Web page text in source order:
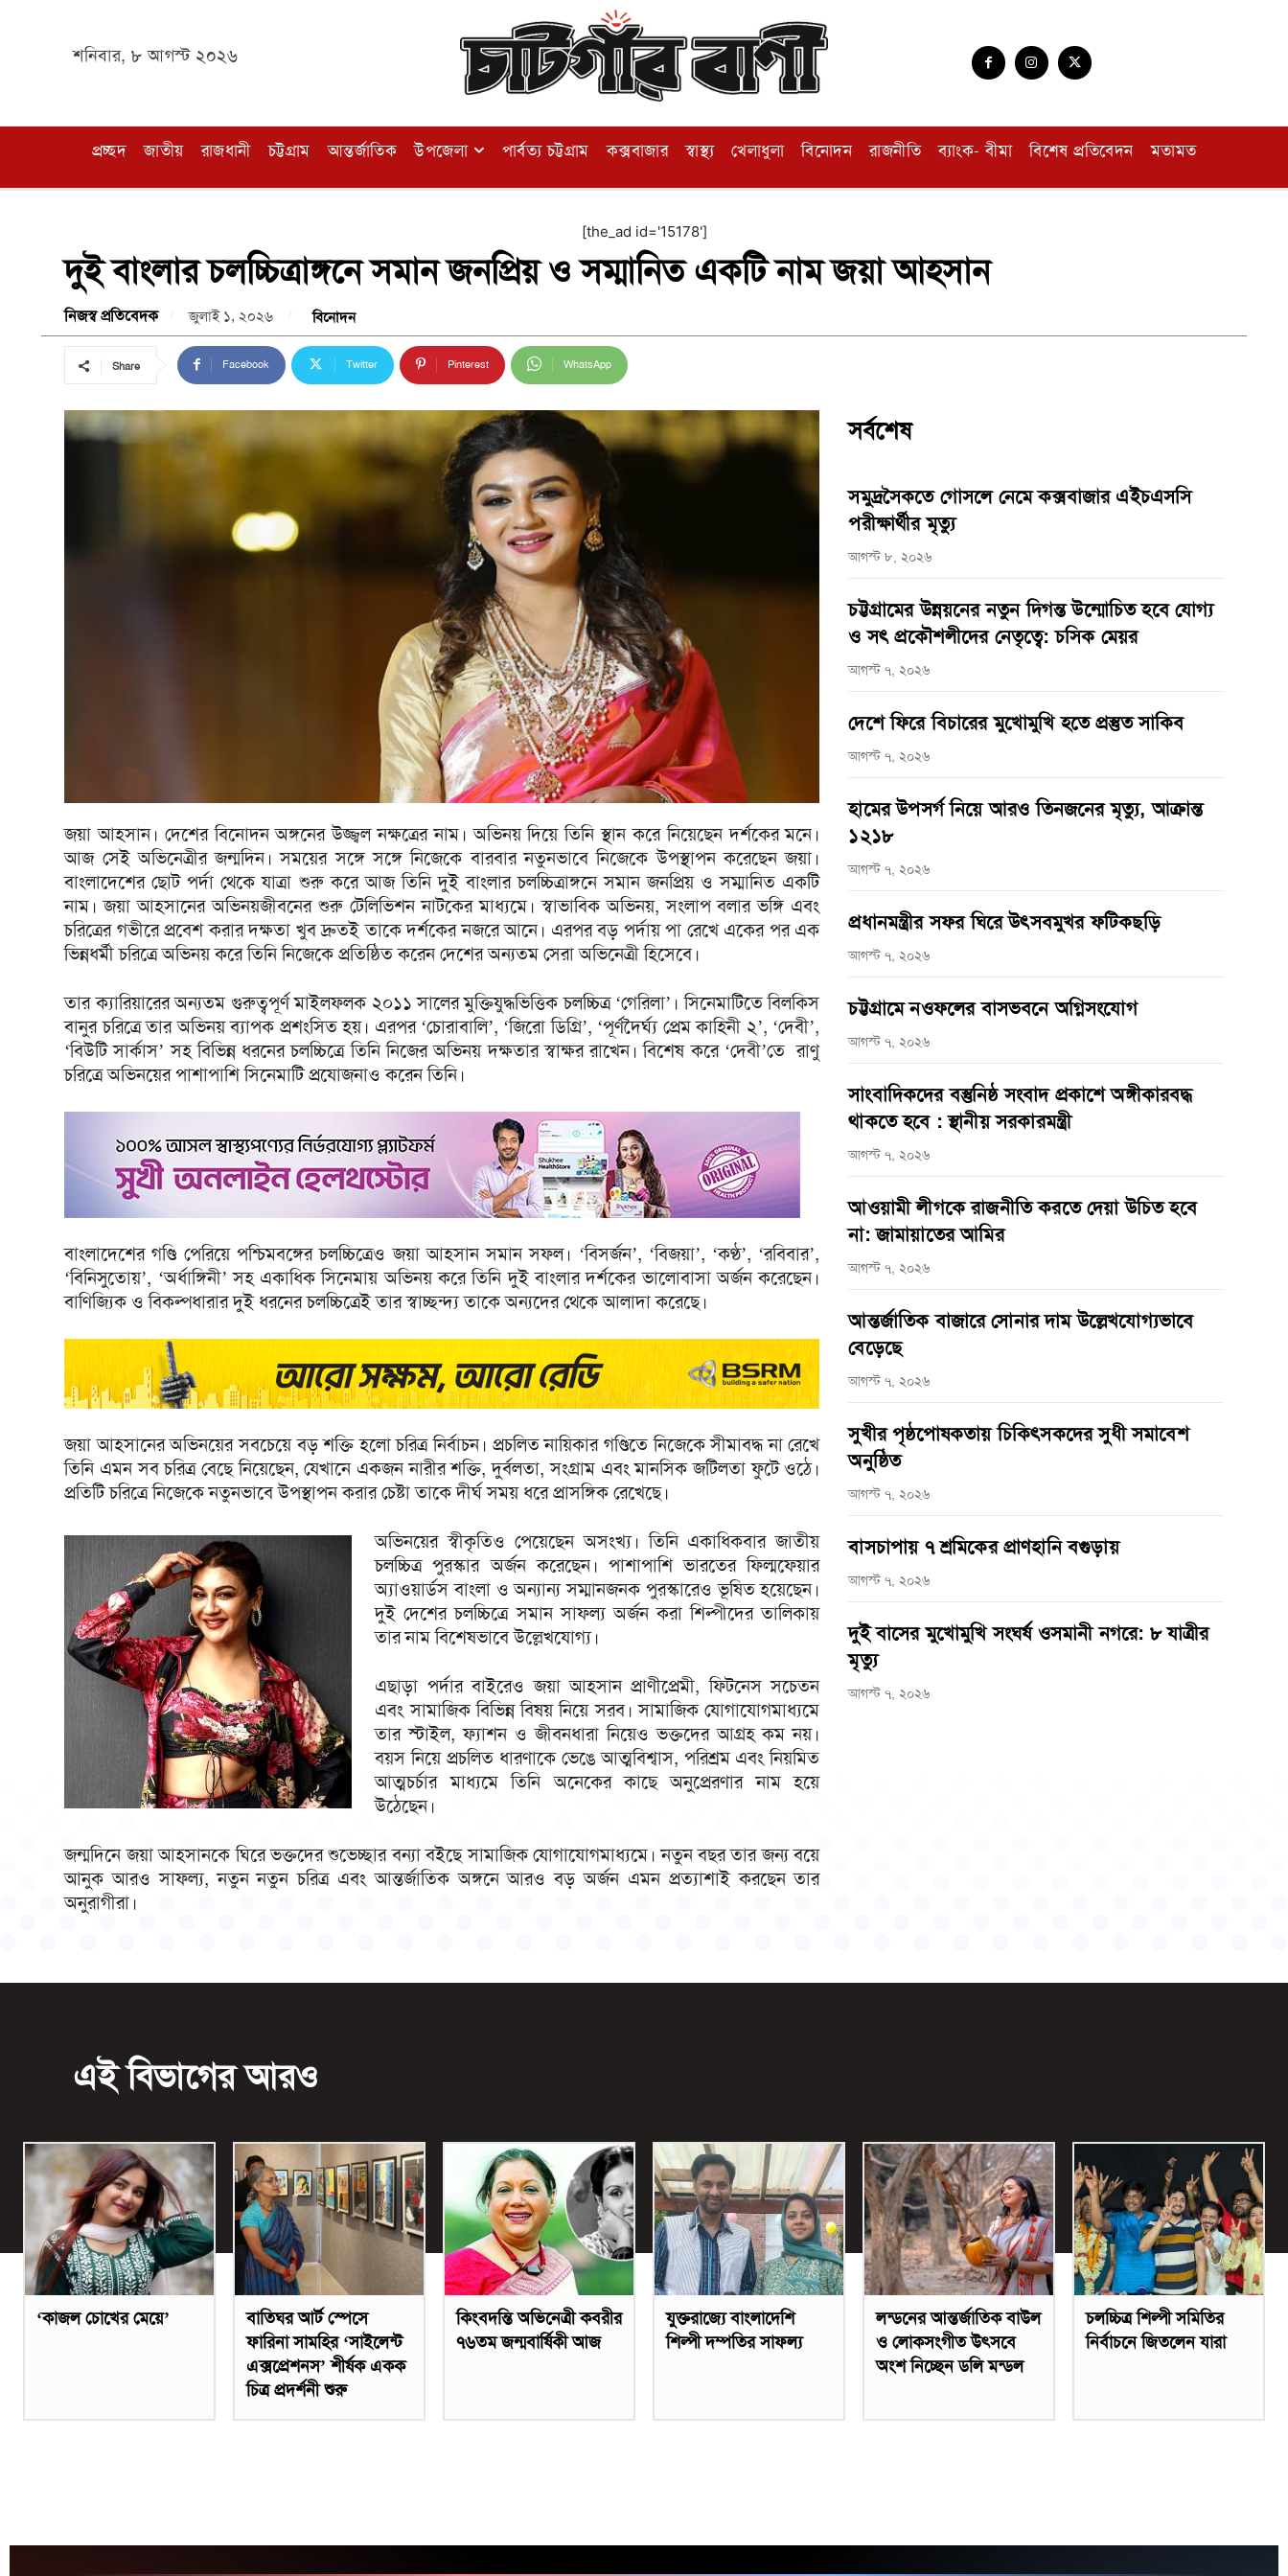
শনিবার, ৮ আগস্ট ২০২৬
প্রচ্ছদ জাতীয় রাজধানী চট্টগ্রাম আন্তর্জাতিক উপজেলা পার্বত্য চট্টগ্রাম কক্সবাজার স্বাস্থ্য খেলাধুলা বিনোদন রাজনীতি ব্যাংক- বীমা বিশেষ প্রতিবেদন মতামত
[the_ad id='15178']
দুই বাংলার চলচ্চিত্রাঙ্গনে সমান জনপ্রিয় ও সম্মানিত একটি নাম জয়া আহসান
নিজস্ব প্রতিবেদক জুলাই ১, ২০২৬ বিনোদন
Share Facebook Twitter Pinterest WhatsApp
জয়া আহসান। দেশের বিনোদন অঙ্গনের উজ্জ্বল নক্ষত্রের নাম। অভিনয় দিয়ে তিনি স্থান করে নিয়েছেন দর্শকের মনে।
আজ সেই অভিনেত্রীর জন্মদিন। সময়ের সঙ্গে সঙ্গে নিজেকে বারবার নতুনভাবে নিজেকে উপস্থাপন করেছেন জয়া।
বাংলাদেশের ছোট পর্দা থেকে যাত্রা শুরু করে আজ তিনি দুই বাংলার চলচ্চিত্রাঙ্গনে সমান জনপ্রিয় ও সম্মানিত একটি
নাম। জয়া আহসানের অভিনয়জীবনের শুরু টেলিভিশন নাটকের মাধ্যমে। স্বাভাবিক অভিনয়, সংলাপ বলার ভঙ্গি এবং
চরিত্রের গভীরে প্রবেশ করার দক্ষতা খুব দ্রুতই তাকে দর্শকের নজরে আনে। এরপর বড় পর্দায় পা রেখে একের পর এক
ভিন্নধর্মী চরিত্রে অভিনয় করে তিনি নিজেকে প্রতিষ্ঠিত করেন দেশের অন্যতম সেরা অভিনেত্রী হিসেবে।
তার ক্যারিয়ারের অন্যতম গুরুত্বপূর্ণ মাইলফলক ২০১১ সালের মুক্তিযুদ্ধভিত্তিক চলচ্চিত্র ‘গেরিলা’। সিনেমাটিতে বিলকিস
বানুর চরিত্রে তার অভিনয় ব্যাপক প্রশংসিত হয়। এরপর ‘চোরাবালি’, ‘জিরো ডিগ্রি’, ‘পূর্ণদৈর্ঘ্য প্রেম কাহিনী ২’, ‘দেবী’,
‘বিউটি সার্কাস’ সহ বিভিন্ন ধরনের চলচ্চিত্রে তিনি নিজের অভিনয় দক্ষতার স্বাক্ষর রাখেন। বিশেষ করে ‘দেবী’তে রাণু
চরিত্রে অভিনয়ের পাশাপাশি সিনেমাটি প্রযোজনাও করেন তিনি।
বাংলাদেশের গণ্ডি পেরিয়ে পশ্চিমবঙ্গের চলচ্চিত্রেও জয়া আহসান সমান সফল। ‘বিসর্জন’, ‘বিজয়া’, ‘কণ্ঠ’, ‘রবিবার’,
‘বিনিসুতোয়’, ‘অর্ধাঙ্গিনী’ সহ একাধিক সিনেমায় অভিনয় করে তিনি দুই বাংলার দর্শকের ভালোবাসা অর্জন করেছেন।
বাণিজ্যিক ও বিকল্পধারার দুই ধরনের চলচ্চিত্রেই তার স্বাচ্ছন্দ্য তাকে অন্যদের থেকে আলাদা করেছে।
জয়া আহসানের অভিনয়ের সবচেয়ে বড় শক্তি হলো চরিত্র নির্বাচন। প্রচলিত নায়িকার গণ্ডিতে নিজেকে সীমাবদ্ধ না রেখে
তিনি এমন সব চরিত্র বেছে নিয়েছেন, যেখানে একজন নারীর শক্তি, দুর্বলতা, সংগ্রাম এবং মানসিক জটিলতা ফুটে ওঠে।
প্রতিটি চরিত্রে নিজেকে নতুনভাবে উপস্থাপন করার চেষ্টা তাকে দীর্ঘ সময় ধরে প্রাসঙ্গিক রেখেছে।
অভিনয়ের স্বীকৃতিও পেয়েছেন অসংখ্য। তিনি একাধিকবার জাতীয়
চলচ্চিত্র পুরস্কার অর্জন করেছেন। পাশাপাশি ভারতের ফিল্মফেয়ার
অ্যাওয়ার্ডস বাংলা ও অন্যান্য সম্মানজনক পুরস্কারেও ভূষিত হয়েছেন।
দুই দেশের চলচ্চিত্রে সমান সাফল্য অর্জন করা শিল্পীদের তালিকায়
তার নাম বিশেষভাবে উল্লেখযোগ্য।
এছাড়া পর্দার বাইরেও জয়া আহসান প্রাণীপ্রেমী, ফিটনেস সচেতন
এবং সামাজিক বিভিন্ন বিষয় নিয়ে সরব। সামাজিক যোগাযোগমাধ্যমে
তার স্টাইল, ফ্যাশন ও জীবনধারা নিয়েও ভক্তদের আগ্রহ কম নয়।
বয়স নিয়ে প্রচলিত ধারণাকে ভেঙে আত্মবিশ্বাস, পরিশ্রম এবং নিয়মিত
আত্মচর্চার মাধ্যমে তিনি অনেকের কাছে অনুপ্রেরণার নাম হয়ে
উঠেছেন।
জন্মদিনে জয়া আহসানকে ঘিরে ভক্তদের শুভেচ্ছার বন্যা বইছে সামাজিক যোগাযোগমাধ্যমে। নতুন বছর তার জন্য বয়ে
আনুক আরও সাফল্য, নতুন নতুন চরিত্র এবং আন্তর্জাতিক অঙ্গনে আরও বড় অর্জন এমন প্রত্যাশাই করছেন তার
অনুরাগীরা।
সর্বশেষ
সমুদ্রসৈকতে গোসলে নেমে কক্সবাজার এইচএসসি
পরীক্ষার্থীর মৃত্যু
আগস্ট ৮, ২০২৬
চট্টগ্রামের উন্নয়নের নতুন দিগন্ত উন্মোচিত হবে যোগ্য
ও সৎ প্রকৌশলীদের নেতৃত্বে: চসিক মেয়র
আগস্ট ৭, ২০২৬
দেশে ফিরে বিচারের মুখোমুখি হতে প্রস্তুত সাকিব
আগস্ট ৭, ২০২৬
হামের উপসর্গ নিয়ে আরও তিনজনের মৃত্যু, আক্রান্ত
১২১৮
আগস্ট ৭, ২০২৬
প্রধানমন্ত্রীর সফর ঘিরে উৎসবমুখর ফটিকছড়ি
আগস্ট ৭, ২০২৬
চট্টগ্রামে নওফলের বাসভবনে অগ্নিসংযোগ
আগস্ট ৭, ২০২৬
সাংবাদিকদের বস্তুনিষ্ঠ সংবাদ প্রকাশে অঙ্গীকারবদ্ধ
থাকতে হবে : স্থানীয় সরকারমন্ত্রী
আগস্ট ৭, ২০২৬
আওয়ামী লীগকে রাজনীতি করতে দেয়া উচিত হবে
না: জামায়াতের আমির
আগস্ট ৭, ২০২৬
আন্তর্জাতিক বাজারে সোনার দাম উল্লেখযোগ্যভাবে
বেড়েছে
আগস্ট ৭, ২০২৬
সুখীর পৃষ্ঠপোষকতায় চিকিৎসকদের সুধী সমাবেশ
অনুষ্ঠিত
আগস্ট ৭, ২০২৬
বাসচাপায় ৭ শ্রমিকের প্রাণহানি বগুড়ায়
আগস্ট ৭, ২০২৬
দুই বাসের মুখোমুখি সংঘর্ষ ওসমানী নগরে: ৮ যাত্রীর
মৃত্যু
আগস্ট ৭, ২০২৬
এই বিভাগের আরও
‘কাজল চোখের মেয়ে’
বাতিঘর আর্ট স্পেসে
ফারিনা সামহির ‘সাইলেন্ট
এক্সপ্রেশনস’ শীর্ষক একক
চিত্র প্রদর্শনী শুরু
কিংবদন্তি অভিনেত্রী কবরীর
৭৬তম জন্মবার্ষিকী আজ
যুক্তরাজ্যে বাংলাদেশি
শিল্পী দম্পতির সাফল্য
লন্ডনের আন্তর্জাতিক বাউল
ও লোকসংগীত উৎসবে
অংশ নিচ্ছেন ডলি মন্ডল
চলচ্চিত্র শিল্পী সমিতির
নির্বাচনে জিতলেন যারা